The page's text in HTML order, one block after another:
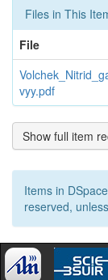
Files in This
File
vyy.pdf
Show full item
Items in
reserved,